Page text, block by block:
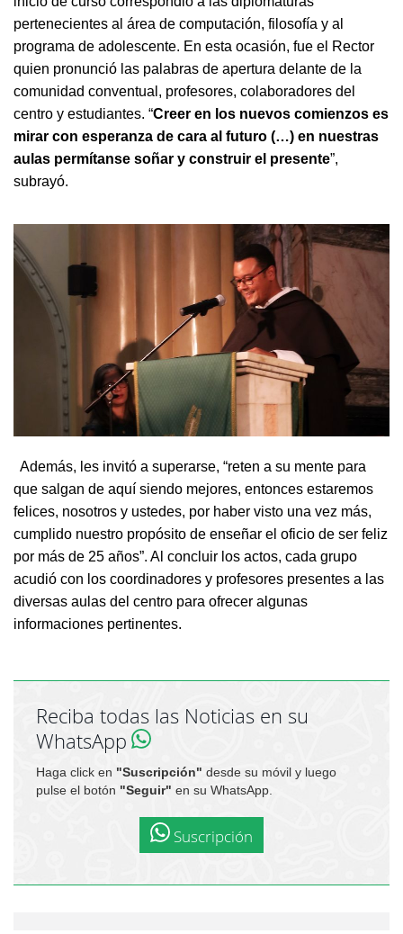
pertenecientes al área de computación, filosofía y al
programa de adolescente. En esta ocasión, fue el Rector
quien pronunció las palabras de apertura delante de la
comunidad conventual, profesores, colaboradores del
centro y estudiantes. “Creer en los nuevos comienzos es
mirar con esperanza de cara al futuro (…) en nuestras
aulas permítanse soñar y construir el presente”,
subrayó.
Además, les invitó a superarse, “reten a su mente para
que salgan de aquí siendo mejores, entonces estaremos
felices, nosotros y ustedes, por haber visto una vez más,
cumplido nuestro propósito de enseñar el oficio de ser feliz
por más de 25 años”. Al concluir los actos, cada grupo
acudió con los coordinadores y profesores presentes a las
diversas aulas del centro para ofrecer algunas
informaciones pertinentes.
Reciba todas las Noticias en su
WhatsApp
Haga click en "Suscripción" desde su móvil y luego
pulse el botón "Seguir" en su WhatsApp.
Suscripción